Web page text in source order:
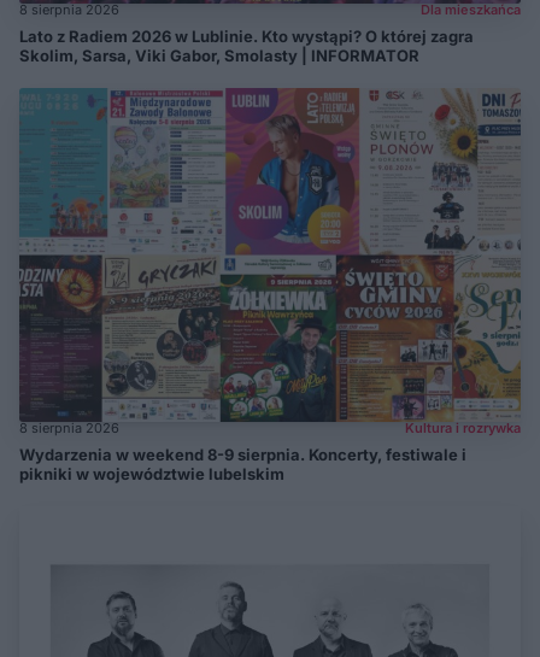
8 sierpnia 2026 Dla mieszkańca
Lato z Radiem 2026 w Lublinie. Kto wystąpi? O której zagra
Skolim, Sarsa, Viki Gabor, Smolasty | INFORMATOR
8 sierpnia 2026 Kultura i rozrywka
Wydarzenia w weekend 8-9 sierpnia. Koncerty, festiwale i
pikniki w województwie lubelskim